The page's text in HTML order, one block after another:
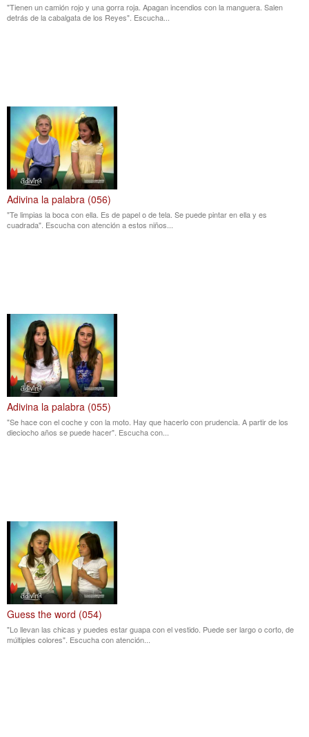
"Tienen un camión rojo y una gorra roja. Apagan incendios con la manguera. Salen
detrás de la cabalgata de los Reyes". Escucha...
Adivina la palabra (056)
"Te limpias la boca con ella. Es de papel o de tela. Se puede pintar en ella y es
cuadrada". Escucha con atención a estos niños...
Adivina la palabra (055)
"Se hace con el coche y con la moto. Hay que hacerlo con prudencia. A partir de los
dieciocho años se puede hacer". Escucha con...
Guess the word (054)
"Lo llevan las chicas y puedes estar guapa con el vestido. Puede ser largo o corto, de
múltiples colores". Escucha con atención...